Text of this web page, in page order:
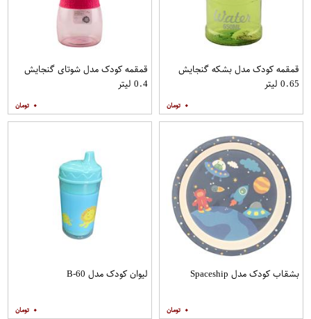
قمقمه کودک مدل بشکه گنجایش
0.65 لیتر
۰
قمقمه کودک مدل شوتای گنجایش
0.4 لیتر
۰
بشقاب کودک مدل Spaceship
۰
لیوان کودک مدل B-60
۰